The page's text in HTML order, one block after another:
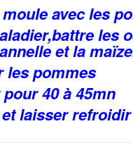
avec les
les
et la
les pommes
40 à 45mn
laisser refroidir